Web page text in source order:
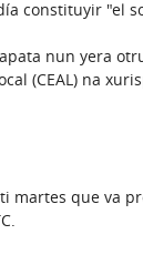
constituyir "el
nun yera
(CEAL) na
martes que va